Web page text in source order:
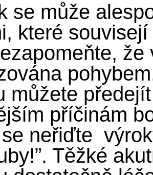
se může
které
můžete
příčinám
neřiďte
Těžké